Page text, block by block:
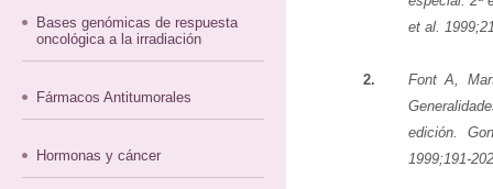
Bases genómicas de respuesta
oncológica a la irradiación
Fármacos Antitumorales
Hormonas y cáncer
et al.
2.
Font A,
edición.
1999;191-202